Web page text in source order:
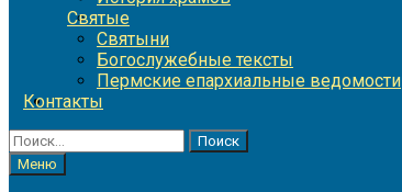
Святые
Святыни
Богослужебные тексты
Пермские епархиальные ведомости
Контакты
Найти:
Меню